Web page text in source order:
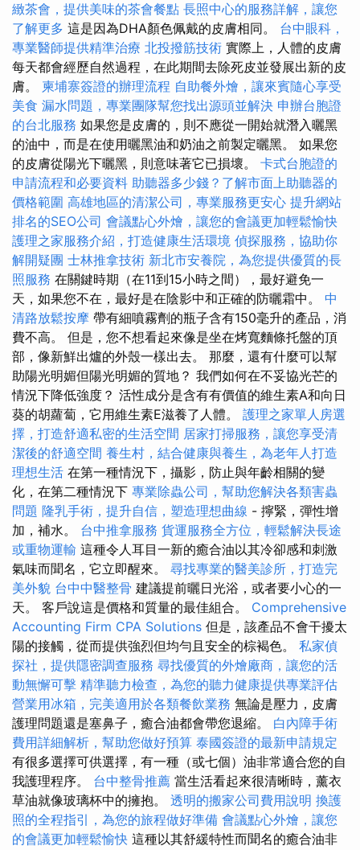
緻茶會，提供美味的茶會餐點 長照中心的服務詳解，讓您
了解更多 這是因為DHA顏色佩戴的皮膚相同。 台中眼科，
專業醫師提供精準治療 北投撥筋技術 實際上，人體的皮膚
每天都會經歷自然過程，在此期間去除死皮並發展出新的皮
膚。 柬埔寨簽證的辦理流程 自助餐外燴，讓來賓隨心享受
美食 漏水問題，專業團隊幫您找出源頭並解決 申辦台胞證
的台北服務 如果您是皮膚的，則不應從一開始就潛入曬黑
的油中，而是在使用曬黑油和奶油之前製定曬黑。 如果您
的皮膚從陽光下曬黑，則意味著它已損壞。 卡式台胞證的
申請流程和必要資料 助聽器多少錢？了解市面上助聽器的
價格範圍 高雄地區的清潔公司，專業服務更安心 提升網站
排名的SEO公司 會議點心外燴，讓您的會議更加輕鬆愉快
護理之家服務介紹，打造健康生活環境 偵探服務，協助你
解開疑團 士林推拿技術 新北市安養院，為您提供優質的長
照服務 在關鍵時期（在11到15小時之間），最好避免一
天，如果您不在，最好是在陰影中和正確的防曬霜中。 中
清路放鬆按摩 帶有細噴霧劑的瓶子含有150毫升的產品，消
費不高。 但是，您不想看起來像是坐在烤寬麵條托盤的頂
部，像新鮮出爐的外殼一樣出去。 那麼，還有什麼可以幫
助陽光明媚但陽光明媚的質地？ 我們如何在不妥協光芒的
情況下降低強度？ 活性成分是含有有價值的維生素A和向日
葵的胡蘿蔔，它用維生素E滋養了人體。 護理之家單人房選
擇，打造舒適私密的生活空間 居家打掃服務，讓您享受清
潔後的舒適空間 養生村，結合健康與養生，為老年人打造
理想生活 在第一種情況下，攝影，防止與年齡相關的變
化，在第二種情況下 專業除蟲公司，幫助您解決各類害蟲
問題 隆乳手術，提升自信，塑造理想曲線 - 擰緊，彈性增
加，補水。 台中推拿服務 貨運服務全方位，輕鬆解決長途
或重物運輸 這種令人耳目一新的癒合油以其冷卻感和刺激
氣味而聞名，它立即醒來。 尋找專業的醫美診所，打造完
美外貌 台中中醫整骨 建議提前曬日光浴，或者要小心的一
天。 客戶說這是價格和質量的最佳組合。 Comprehensive
Accounting Firm CPA Solutions 但是，該產品不會干擾太
陽的接觸，從而提供強烈但均勻且安全的棕褐色。 私家偵
探社，提供隱密調查服務 尋找優質的外燴廠商，讓您的活
動無懈可擊 精準聽力檢查，為您的聽力健康提供專業評估
營業用冰箱，完美適用於各類餐飲業務 無論是壓力，皮膚
護理問題還是塞鼻子，癒合油都會帶您退縮。 白內障手術
費用詳細解析，幫助您做好預算 泰國簽證的最新申請規定
有很多選擇可供選擇，有一種（或七個）油非常適合您的自
我護理程序。 台中整骨推薦 當生活看起來很清晰時，薰衣
草油就像玻璃杯中的擁抱。 透明的搬家公司費用說明 換護
照的全程指引，為您的旅程做好準備 會議點心外燴，讓您
的會議更加輕鬆愉快 這種以其舒緩特性而聞名的癒合油非